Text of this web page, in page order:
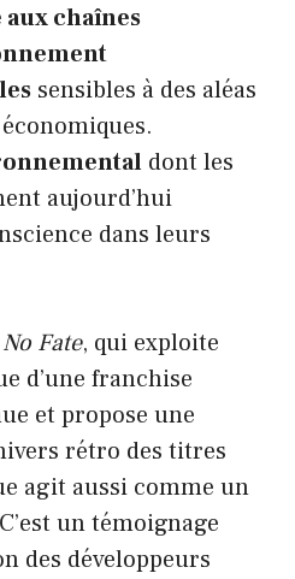
chaînes
sensibles à des aléas
dont les
aujourd’hui
dans leurs
No Fate, qui exploite
d’une franchise
et propose une
rétro des titres
agit aussi comme un
un témoignage
des développeurs